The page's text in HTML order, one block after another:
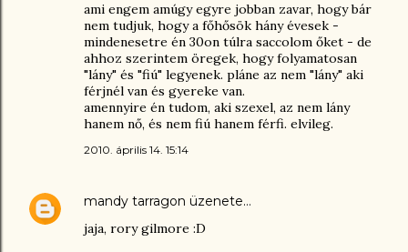
ami engem amúgy egyre jobban zavar, hogy bár
nem tudjuk, hogy a főhősök hány évesek -
mindenesetre én 30on túlra saccolom őket - de
ahhoz szerintem öregek, hogy folyamatosan
"lány" és "fiú" legyenek. pláne az nem "lány" aki
férjnél van és gyereke van.
amennyire én tudom, aki szexel, az nem lány
hanem nő, és nem fiú hanem férfi. elvileg.
2010. április 14. 15:14
mandy tarragon üzenete…
jaja, rory gilmore :D